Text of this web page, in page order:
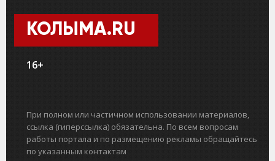
КОЛЫМА.RU
16+
При полном или частичном использовании материалов,
ссылка (гиперссылка) обязательна. По всем вопросам
работы портала и по размещению рекламы обращайтесь
по указанным контактам